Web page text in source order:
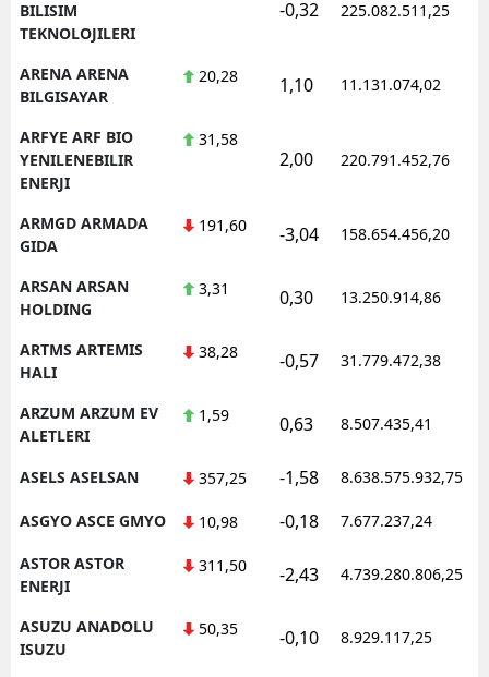
BILISIM
TEKNOLOJILERI
-0,32 225.082.511,25
ARENA ARENA
BILGISAYAR
20,28 1,10 11.131.074,02
ARFYE ARF BIO
YENILENEBILIR
ENERJI
31,58
2,00 220.791.452,76
ARMGD ARMADA
GIDA
191,60 -3,04 158.654.456,20
ARSAN ARSAN
HOLDING
3,31 0,30 13.250.914,86
ARTMS ARTEMIS
HALI
38,28 -0,57 31.779.472,38
ARZUM ARZUM EV
ALETLERI
1,59 0,63 8.507.435,41
ASELS ASELSAN 357,25 -1,58 8.638.575.932,75
ASGYO ASCE GMYO 10,98 -0,18 7.677.237,24
ASTOR ASTOR
ENERJI
311,50 -2,43 4.739.280.806,25
ASUZU ANADOLU
ISUZU
50,35 -0,10 8.929.117,25